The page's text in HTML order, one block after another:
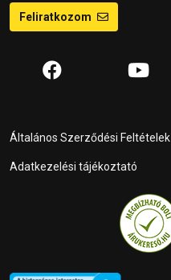
Feliratkozom
Általános Szerződési Feltételek
Adatkezelési tájékoztató